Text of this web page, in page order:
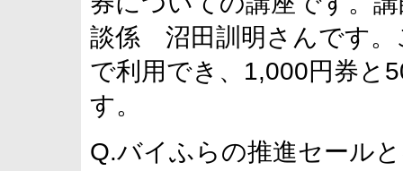
談係 沼田訓明さんです。
で利用でき、1,000円券と
す。
Q.バイふらの推進セール